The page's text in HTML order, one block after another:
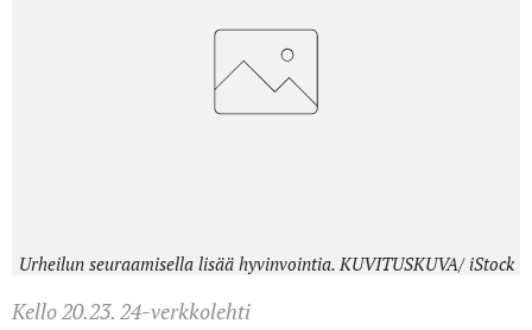
Urheilun seuraamisella lisää hyvinvointia. KUVITUSKUVA/ iStock
Kello 20.23. 24-verkkolehti